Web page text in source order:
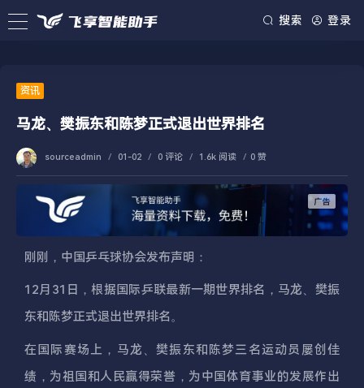
搜索 登录
资讯
马龙、樊振东和陈梦正式退出世界排名
sourceadmin / 01-02 / 0 评论 / 1.6k 阅读 / 0 赞
刚刚，中国乒乓球协会发布声明：
12月31日，根据国际乒联最新一期世界排名，马龙、樊振
东和陈梦正式退出世界排名。
在国际赛场上，马龙、樊振东和陈梦三名运动员屡创佳
绩，为祖国和人民赢得荣誉，为中国体育事业的发展作出